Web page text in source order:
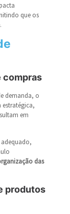
que os
compras
demanda, o
estratégica,
em
adequado,
das
produtos